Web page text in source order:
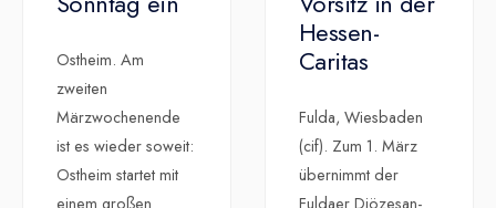
Ostheim. Am
zweiten
Märzwochenende
ist es wieder soweit:
Ostheim startet mit
Hessen-
Caritas
Fulda, Wiesbaden
(cif). Zum 1. März
übernimmt der